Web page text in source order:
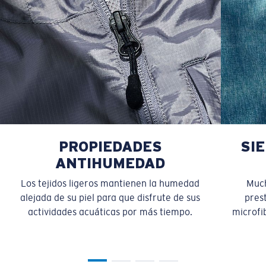
PROPIEDADES
ANTIHUMEDAD
Los tejidos ligeros mantienen la humedad
alejada de su piel para que disfrute de sus
actividades acuáticas por más tiempo.